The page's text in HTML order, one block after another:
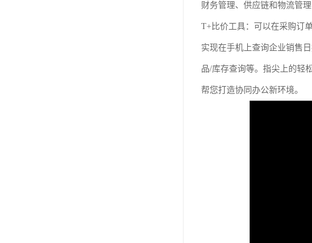
财务管理、供应链和物流管
T+比价工具：可以在采购订
实现在手机上查询企业销售
品/库存查询等。指尖上的轻
帮您打造协同办公新环境。